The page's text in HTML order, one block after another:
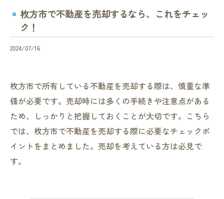
枚方市で不動産を売却するなら、これをチェッ
ク！
2024/07/16
枚方市で所有している不動産を売却する際は、慎重な準
備が必要です。売却時には多くの手続きや注意点がある
ため、しっかりと把握しておくことが大切です。こちら
では、枚方市で不動産を売却する際に必要なチェックポ
イントをまとめました。売却を考えている方は必見で
す。